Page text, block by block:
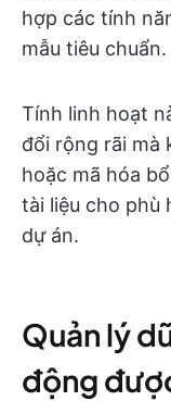
hợp các tính
mẫu tiêu chuẩn.
Tính linh hoạt
đổi rộng rãi mà
hoặc mã hóa
tài liệu cho phù
dự án.
Quản lý
động